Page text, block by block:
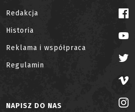
Redakcja
Historia
Reklama i współpraca
Regulamin
NAPISZ DO NAS